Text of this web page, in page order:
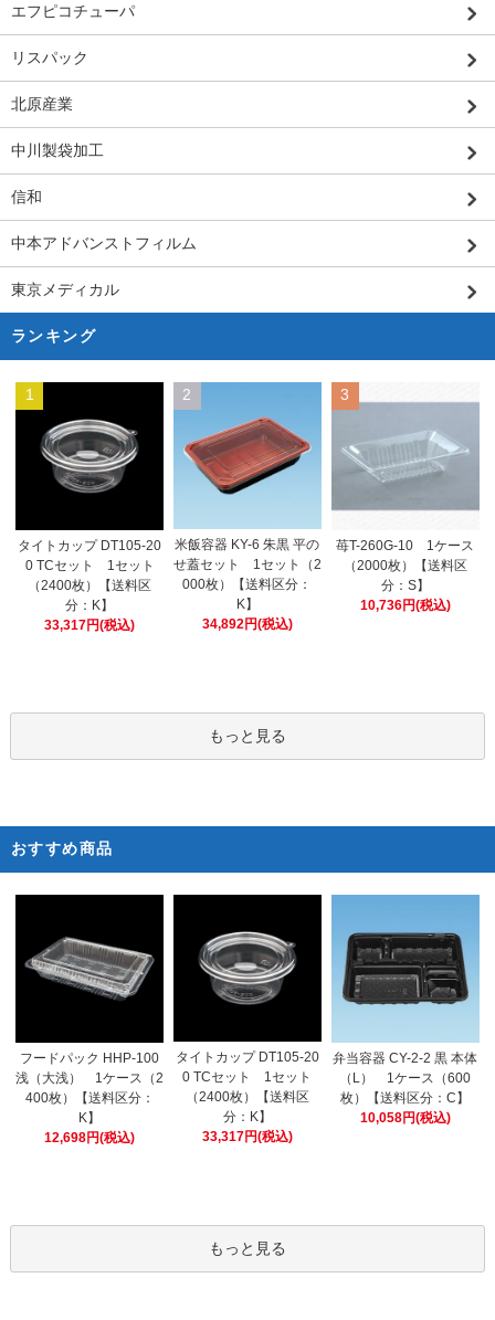
エフピコチューパ
リスパック
北原産業
中川製袋加工
信和
中本アドバンストフィルム
東京メディカル
ランキング
1
タイトカップ DT105-20
0 TCセット 1セット
（2400枚）【送料区
分：K】
33,317円(税込)
2
米飯容器 KY-6 朱黒 平の
せ蓋セット 1セット（2
000枚）【送料区分：
K】
34,892円(税込)
3
苺T-260G-10 1ケース
（2000枚）【送料区
分：S】
10,736円(税込)
もっと見る
おすすめ商品
フードパック HHP-100
浅（大浅） 1ケース（2
400枚）【送料区分：
K】
12,698円(税込)
タイトカップ DT105-20
0 TCセット 1セット
（2400枚）【送料区
分：K】
33,317円(税込)
弁当容器 CY-2-2 黒 本体
（L） 1ケース（600
枚）【送料区分：C】
10,058円(税込)
もっと見る